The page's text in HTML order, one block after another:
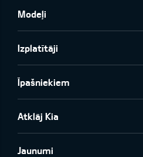
Modeļi
Izplatītāji
Īpašniekiem
Atklāj Kia
Jaunumi